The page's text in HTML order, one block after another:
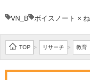
VN_B ボイスノート ×
TOP > リサーチ > 教育